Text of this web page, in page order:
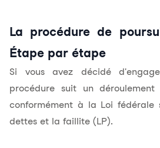
La procédure de
Étape par étape
Si vous avez décidé
procédure suit un
conformément à la Loi fédérale
dettes et la faillite (LP).